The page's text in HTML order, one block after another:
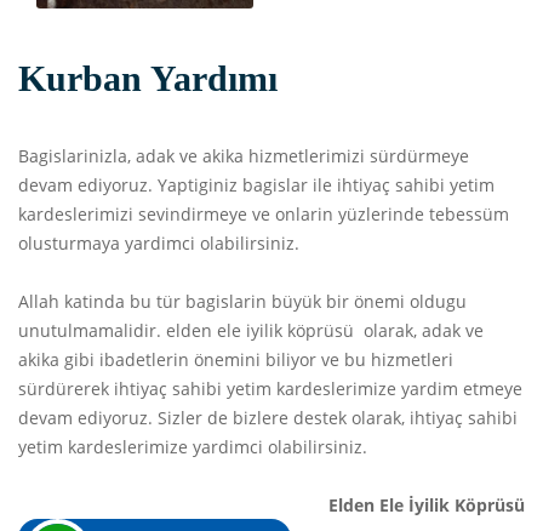
Kurban Yardımı
Bagislarinizla, adak ve akika hizmetlerimizi sürdürmeye
devam ediyoruz. Yaptiginiz bagislar ile ihtiyaç sahibi yetim
kardeslerimizi sevindirmeye ve onlarin yüzlerinde tebessüm
olusturmaya yardimci olabilirsiniz.
Allah katinda bu tür bagislarin büyük bir önemi oldugu
unutulmamalidir. elden ele iyilik köprüsü olarak, adak ve
akika gibi ibadetlerin önemini biliyor ve bu hizmetleri
sürdürerek ihtiyaç sahibi yetim kardeslerimize yardim etmeye
devam ediyoruz. Sizler de bizlere destek olarak, ihtiyaç sahibi
yetim kardeslerimize yardimci olabilirsiniz.
Elden Ele İyilik Köprüsü